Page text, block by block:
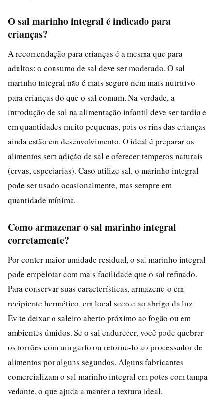
O sal marinho integral é indicado para
crianças?
A recomendação para crianças é a mesma que para
adultos: o consumo de sal deve ser moderado. O sal
marinho integral não é mais seguro nem mais nutritivo
para crianças do que o sal comum. Na verdade, a
introdução de sal na alimentação infantil deve ser tardia e
em quantidades muito pequenas, pois os rins das crianças
ainda estão em desenvolvimento. O ideal é preparar os
alimentos sem adição de sal e oferecer temperos naturais
(ervas, especiarias). Caso utilize sal, o marinho integral
pode ser usado ocasionalmente, mas sempre em
quantidade mínima.
Como armazenar o sal marinho integral
corretamente?
Por conter maior umidade residual, o sal marinho integral
pode empelotar com mais facilidade que o sal refinado.
Para conservar suas características, armazene-o em
recipiente hermético, em local seco e ao abrigo da luz.
Evite deixar o saleiro aberto próximo ao fogão ou em
ambientes úmidos. Se o sal endurecer, você pode quebrar
os torrões com um garfo ou retorná-lo ao processador de
alimentos por alguns segundos. Alguns fabricantes
comercializam o sal marinho integral em potes com tampa
vedante, o que ajuda a manter a textura ideal.